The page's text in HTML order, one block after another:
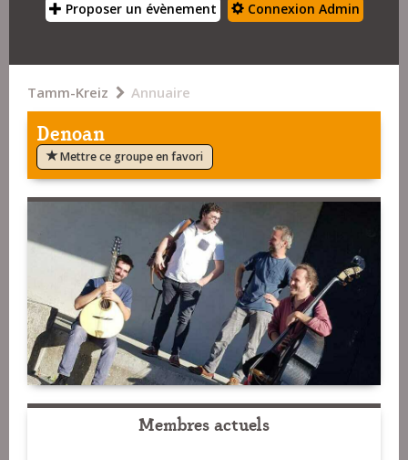
Proposer un évènement Connexion Admin
Tamm-Kreiz Annuaire
Denoan
Mettre ce groupe en favori
Membres actuels